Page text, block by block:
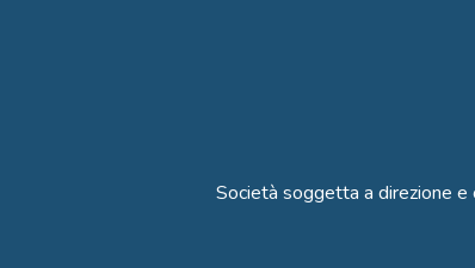
Società soggetta a direzione